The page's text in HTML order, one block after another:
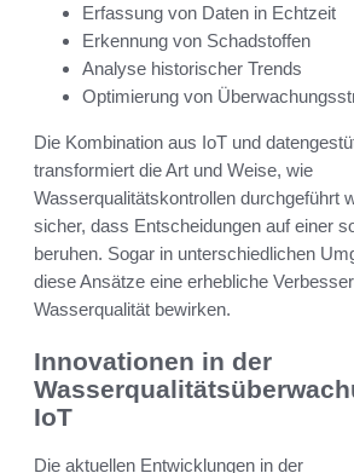
Erfassung von Daten in Echtzeit
Erkennung von Schadstoffen
Analyse historischer Trends
Optimierung von
Die Kombination aus IoT und
transformiert die Art und Weise, wie
Wasserqualitätskontrollen durchgeführt
sicher, dass Entscheidungen auf einer
beruhen. Sogar in unterschiedlichen
diese Ansätze eine erhebliche
Wasserqualität bewirken.
Innovationen in der
IoT
Die aktuellen Entwicklungen in der